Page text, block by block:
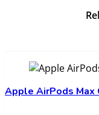
Apple AirPods Max